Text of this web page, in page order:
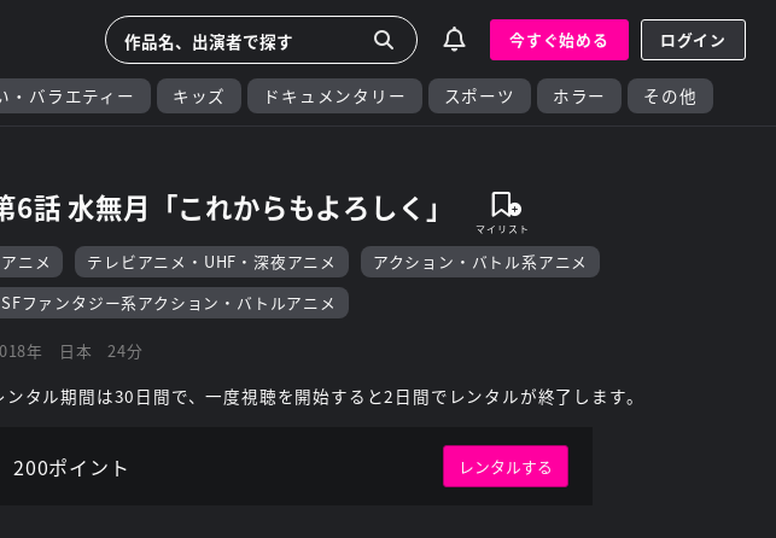
今すぐ始める ログイン
・バラエティー キッズ ドキュメンタリー スポーツ ホラー その他
6話 水無月「これからもよろしく」
アニメ テレビアニメ・UHF・深夜アニメ
アクション・バトル系アニメ
SFファンタジー系アクション・バトルアニメ
年 日本 24分
ンタル期間は30日間で、一度視聴を開始すると2日間でレンタルが終了します。
200ポイント レンタルする